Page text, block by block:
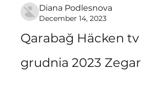
Diana Podlesnova
December 14, 2023
Qarabağ Häcken
grudnia 2023